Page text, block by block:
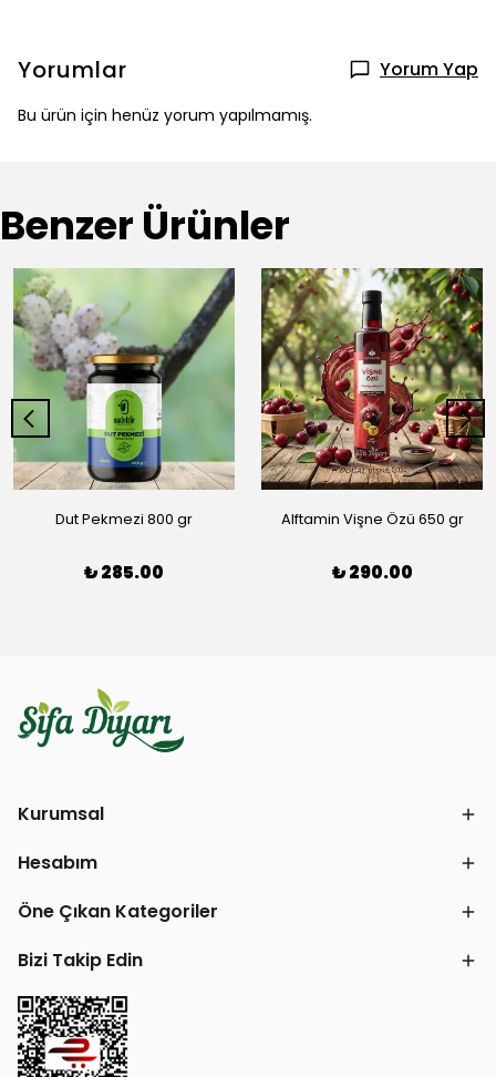
Yorumlar Yorum Yap
Bu ürün için henüz yorum yapılmamış.
Benzer Ürünler
Dut Pekmezi 800 gr
₺ 285.00
Alftamin Vişne Özü 650 gr
₺ 290.00
Kurumsal
Hesabım
Öne Çıkan Kategoriler
Bizi Takip Edin